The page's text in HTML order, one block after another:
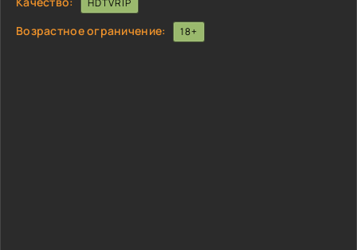
HDTVRIP
Возрастное ограничение: 18+